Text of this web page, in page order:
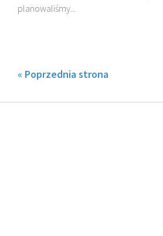
planowaliśmy...
« Poprzednia strona